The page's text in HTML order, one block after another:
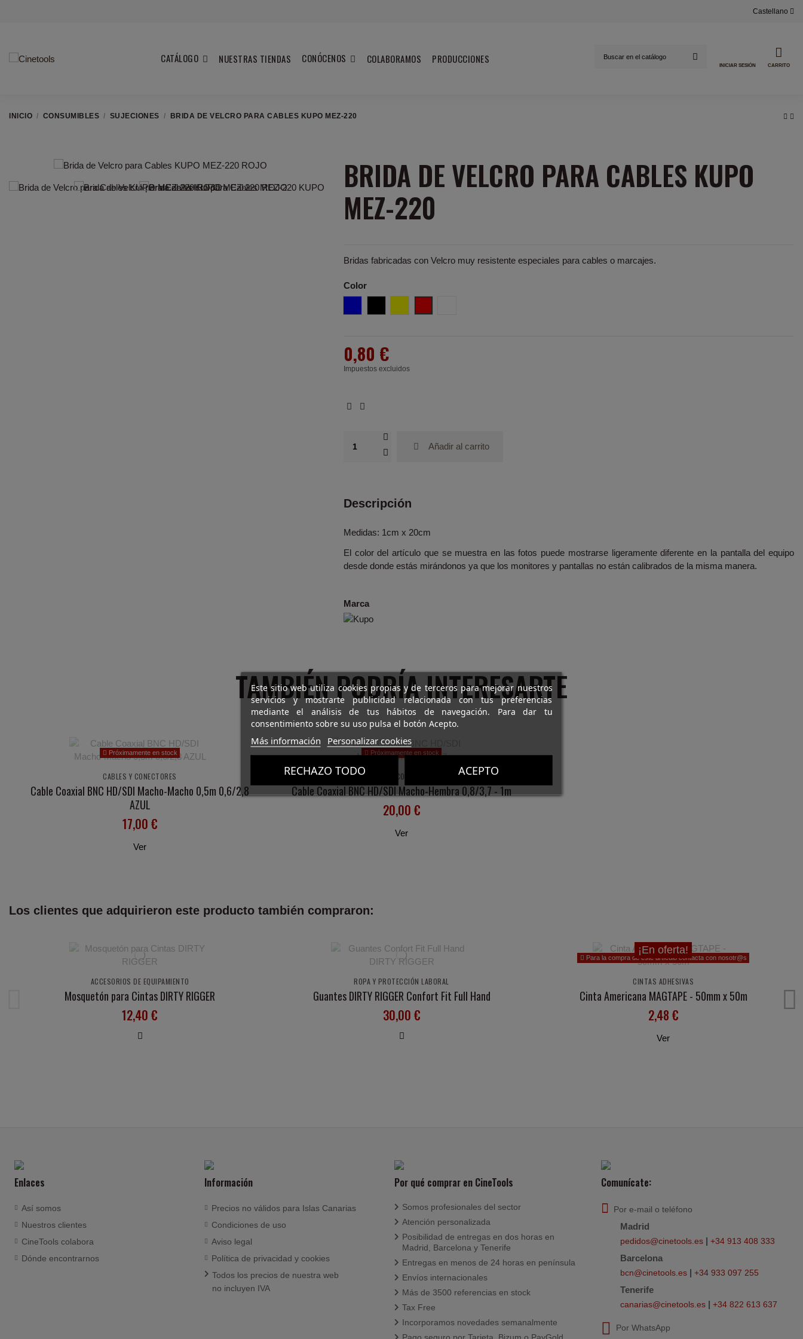
Castellano
CATÁLOGO NUESTRAS TIENDAS CONÓCENOS COLABORAMOS PRODUCCIONES
INICIAR SESIÓN CARRITO
INICIO CONSUMIBLES SUJECIONES BRIDA DE VELCRO PARA CABLES KUPO MEZ-220
BRIDA DE VELCRO PARA CABLES KUPO
MEZ-220
Bridas fabricadas con Velcro muy resistente especiales para cables o marcajes.
Color
0,80 €
Impuestos excluidos
Añadir al carrito
Descripción
Medidas: 1cm x 20cm
El color del artículo que se muestra en las fotos puede mostrarse ligeramente diferente en la pantalla del equipo
desde donde estás mirándonos ya que los monitores y pantallas no están calibrados de la misma manera.
Marca
TAMBIÉN PODRÍA INTERESARTE
Próximamente en stock
CABLES Y CONECTORES
Cable Coaxial BNC HD/SDI Macho-Macho 0,5m 0,6/2,8
AZUL
17,00 €
Ver
Próximamente en stock
CABLES Y CONECTORES
Cable Coaxial BNC HD/SDI Macho-Hembra 0,8/3,7 - 1m
20,00 €
Ver
Los clientes que adquirieron este producto también compraron:
ACCESORIOS DE EQUIPAMIENTO
Mosquetón para Cintas DIRTY RIGGER
12,40 €
ROPA Y PROTECCIÓN LABORAL
Guantes DIRTY RIGGER Confort Fit Full Hand
30,00 €
¡En oferta!
Para la compra de este artículo contacta con nosotr@s
CINTAS ADHESIVAS
Cinta Americana MAGTAPE - 50mm x 50m
2,48 €
Ver
Este sitio web utiliza cookies propias y de terceros para mejorar nuestros
servicios y mostrarte publicidad relacionada con tus preferencias
mediante el análisis de tus hábitos de navegación. Para dar tu
consentimiento sobre su uso pulsa el botón Acepto.
Más información Personalizar cookies
RECHAZO TODO ACEPTO
Enlaces
Así somos
Nuestros clientes
CineTools colabora
Dónde encontrarnos
Información
Precios no válidos para Islas Canarias
Condiciones de uso
Aviso legal
Política de privacidad y cookies
Todos los precios de nuestra web
no incluyen IVA
Por qué comprar en CineTools
Somos profesionales del sector
Atención personalizada
Posibilidad de entregas en dos horas en
Madrid, Barcelona y Tenerife
Entregas en menos de 24 horas en península
Envíos internacionales
Más de 3500 referencias en stock
Tax Free
Incorporamos novedades semanalmente
Comunícate:
Por e-mail o teléfono
Madrid
pedidos@cinetools.es | +34 913 408 333
Barcelona
bcn@cinetools.es | +34 933 097 255
Tenerife
canarias@cinetools.es | +34 822 613 637
Por WhatsApp